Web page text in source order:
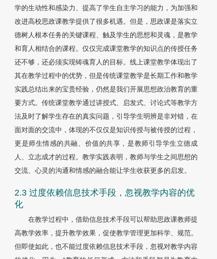
学的生动性和感染力、提高了学生自主学习的能力，为加强和
改进高校思政课教学提供了很多机遇。但是，思政课是落实立
德树人根本任务的关键课程、触及学生的思想和灵魂，是教学
和育人相结合的课程。仅仅完成课堂教学的知识点的传授任务
还不够，还必须实现铸魂育人的目标。线上课堂教学体现出了
其在教学过程中的优势，但是传统课堂教学是长期工作和教学
实践总结出来的宝贵经验，仍然是我们开展思想政治教育的重
要方式。传统课堂教学通过讲授式、启发式、讨论式等教学方
法及时了解学生存在的真实问题，引导学生明辨是非对错，在
面对面的交流中，体现的不仅仅是知识传授与被传授的过程，
更是师生情感的共融、价值的共享，是教师引导学生立德成
人、立志成才的过程。教学实践表明，教师与学生之间思想的
交流、心灵的沟通和情感的融合能让学生收获更多的启发。
2.3 过度依赖信息技术手段，忽视教学内容的优
化
在教学过程中，借助信息技术手段可以帮助思政课教师提
高教学效率，提升教学效果，促使教学管理更加科学、规范。
但即使如此，也不能过度依赖信息技术手段，忽视对教学内容